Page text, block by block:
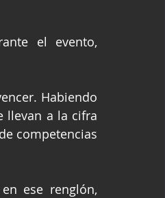
el evento,
Habiendo
llevan a la cifra
competencias
ese renglón,